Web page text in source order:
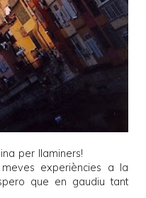
per llaminers!
experiències a la
que en gaudiu tant